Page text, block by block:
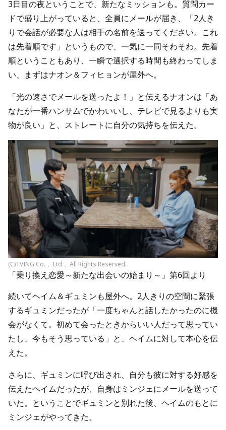
3日目の夜ということで、新たなミッションも。質問カー
ドで盛り上がっていると、全員にメールが届き、「2人き
りで会話が必要な人は相手の名前を送ってください。これ
は先着順です」というもので、一気に一同そわそわ。先着
順ということもあり、一瞬で選択する時間も終わってしま
い、まずはナオン＆フィヒョンが屋外へ。
「光の速さでメールを送ったよ！」と伝えるナオンは「あ
なたが一番ハンサムでかわいいし、テレビで見るよりも実
物が良い」と、ストレートに自分の気持ちを伝えた。
(C)TVING Co.， Ltd， All Rights Reserved.
「乗り換え恋愛～新たな出会いの始まり～」第6回より
続いてヘイム＆ギュミンも屋外へ。2人きりの空間に緊張
するギュミンだったが「一度ちゃんと話したかったのに機
会がなくて。初めて会ったときからいい人だって思ってい
たし、今もそう思っている」と、ヘイムに対して本心を伝
えた。
さらに、ギュミンに呼び出され、自分も彼に対する好感を
伝えたヘイムだったが、自身はミンジェにメールを送って
いた。ということでギュミンと別れた後、ヘイムのもとに
ミンジェがやってきた。